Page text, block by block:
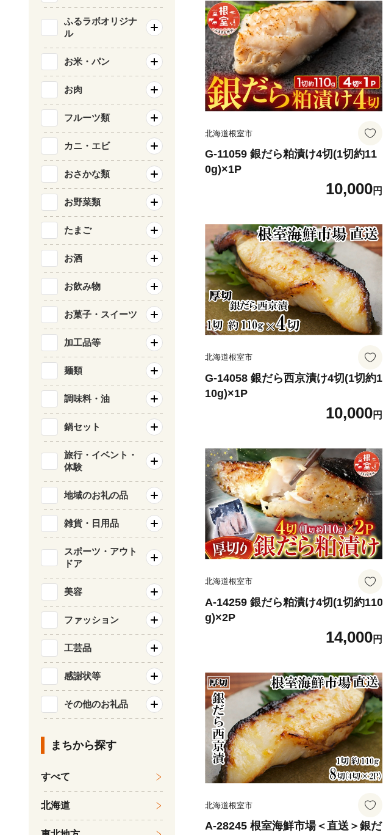
北海道根室市
G-11059 銀だら粕漬け4切(1切約11
0g)×1P
10,000円
北海道根室市
G-14058 銀だら西京漬け4切(1切約1
10g)×1P
10,000円
北海道根室市
A-14259 銀だら粕漬け4切(1切約110
g)×2P
14,000円
北海道根室市
A-28245 根室海鮮市場＜直送＞銀だ
ふるラボオリジナ
ル
お米・パン
お肉
フルーツ類
カニ・エビ
おさかな類
お野菜類
たまご
お酒
お飲み物
お菓子・スイーツ
加工品等
麺類
調味料・油
鍋セット
旅行・イベント・
体験
地域のお礼の品
雑貨・日用品
スポーツ・アウト
ドア
美容
ファッション
工芸品
感謝状等
その他のお礼品
まちから探す
すべて
北海道